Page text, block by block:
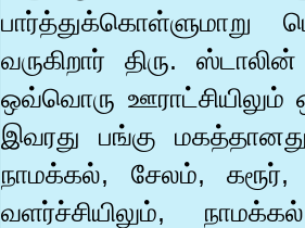
பார்த்துக்கொள்ளுமாறு
வருகிறார் திரு.
ஒவ்வொரு ஊராட்சியிலும்
இவரது பங்கு
நாமக்கல், சேலம்,
வளர்ச்சியிலும்,